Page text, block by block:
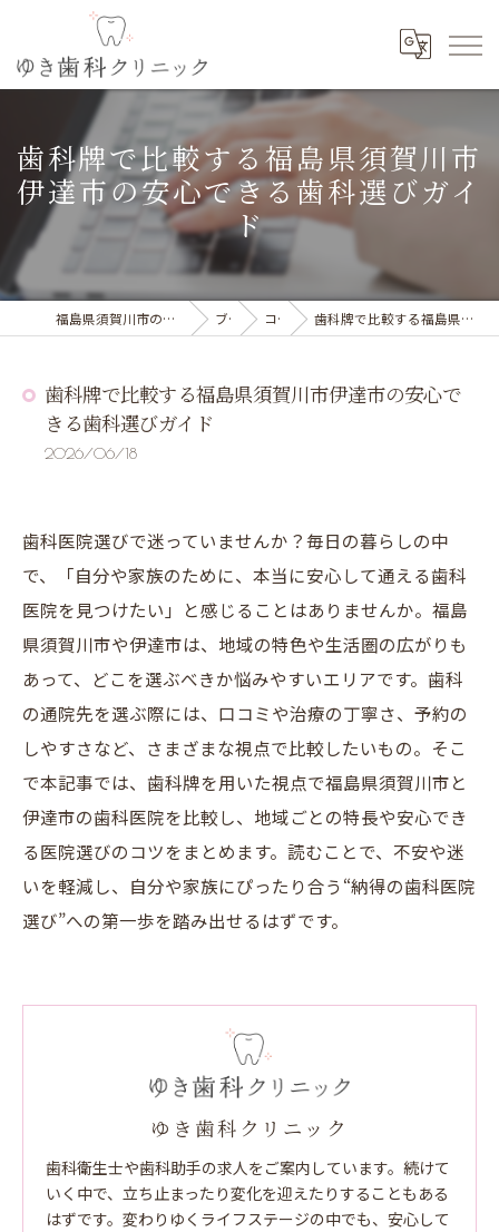
歯科牌で比較する福島県須賀川市
伊達市の安心できる歯科選びガイ
ド
福島県須賀川市の歯科の求人ならゆき歯科クリニック ブログ コラム 歯科牌で比較する福島県須賀川市伊達市の安心できる歯科選びガイド
歯科牌で比較する福島県須賀川市伊達市の安心で
きる歯科選びガイド
2026/06/18
歯科医院選びで迷っていませんか？毎日の暮らしの中
で、「自分や家族のために、本当に安心して通える歯科
医院を見つけたい」と感じることはありませんか。福島
県須賀川市や伊達市は、地域の特色や生活圏の広がりも
あって、どこを選ぶべきか悩みやすいエリアです。歯科
の通院先を選ぶ際には、口コミや治療の丁寧さ、予約の
しやすさなど、さまざまな視点で比較したいもの。そこ
で本記事では、歯科牌を用いた視点で福島県須賀川市と
伊達市の歯科医院を比較し、地域ごとの特長や安心でき
る医院選びのコツをまとめます。読むことで、不安や迷
いを軽減し、自分や家族にぴったり合う“納得の歯科医院
選び”への第一歩を踏み出せるはずです。
ゆき歯科クリニック
歯科衛生士や歯科助手の求人をご案内しています。続けて
いく中で、立ち止まったり変化を迎えたりすることもある
はずです。変わりゆくライフステージの中でも、安心して